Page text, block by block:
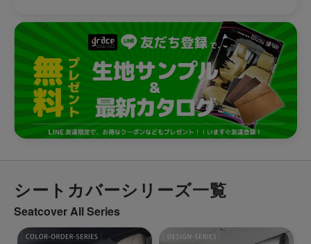
シートカバーシリーズ一覧
Seatcover All Series